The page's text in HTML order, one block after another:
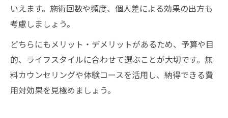
いえます。施術回数や頻度、個人差による効果の出方も
考慮しましょう。
どちらにもメリット・デメリットがあるため、予算や目
的、ライフスタイルに合わせて選ぶことが大切です。無
料カウンセリングや体験コースを活用し、納得できる費
用対効果を見極めましょう。